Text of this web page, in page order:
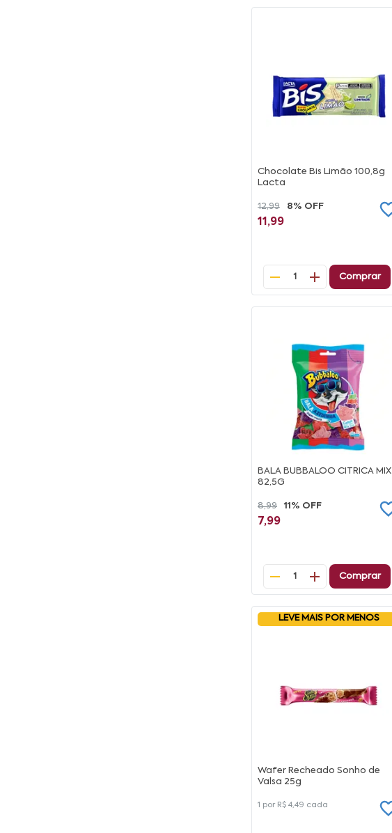
Chocolate Bis Limão 100,8g
Lacta
12,99 8% OFF
11,99
1 Comprar
BALA BUBBALOO CITRICA MIX
82,5G
8,99 11% OFF
7,99
1 Comprar
LEVE MAIS POR MENOS
Wafer Recheado Sonho de
Valsa 25g
1 por R$ 4,49 cada